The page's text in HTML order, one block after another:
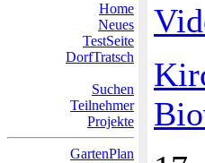
Home
Neues
TestSeite
DorfTratsch
Suchen
Teilnehmer
Projekte
GartenPlan